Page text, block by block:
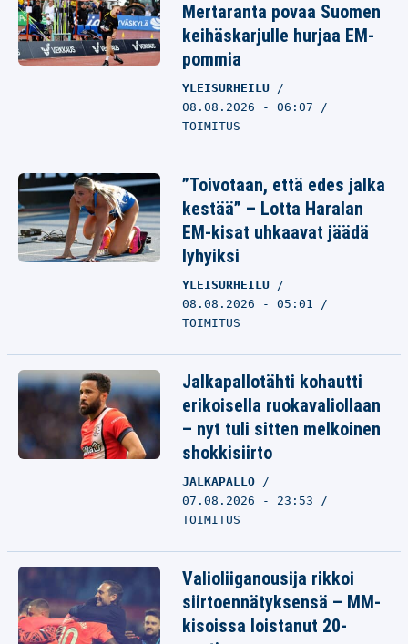
Mertaranta povaa Suomen
keihäskarjulle hurjaa EM-
pommia
YLEISURHEILU
08.08.2026 - 06:07
TOIMITUS
”Toivotaan, että edes jalka
kestää” – Lotta Haralan
EM-kisat uhkaavat jäädä
lyhyiksi
YLEISURHEILU
08.08.2026 - 05:01
TOIMITUS
Jalkapallotähti kohautti
erikoisella ruokavaliollaan
– nyt tuli sitten melkoinen
shokkisiirto
JALKAPALLO
07.08.2026 - 23:53
TOIMITUS
Valioliiganousija rikkoi
siirtoennätyksensä – MM-
kisoissa loistanut 20-